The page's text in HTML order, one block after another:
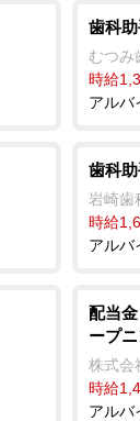
歯科
むつみ
時給
アルバ
歯科
崎歯
時給
アルバ
配当
ープ
株式会
時給
アルバ